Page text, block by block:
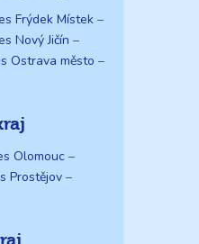
Frýdek Místek –
Nový Jičín –
Ostrava město –
Olomouc –
Prostějov –